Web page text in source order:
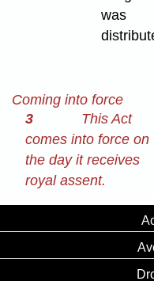
was
Coming into force
3
This Act
comes into force on
the day it receives
royal assent.